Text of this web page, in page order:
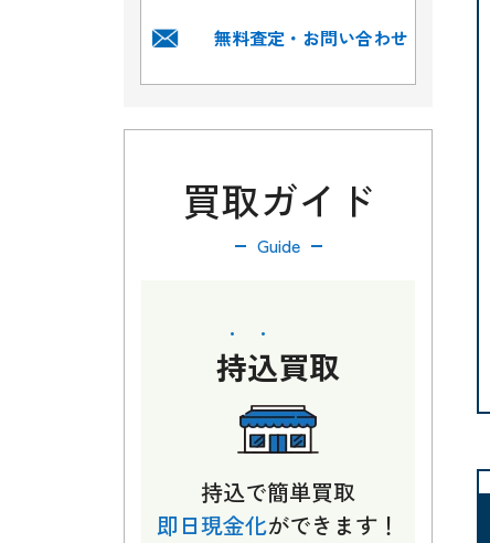
無料査定・お問い合わせ
買取ガイド
Guide
持込買取
持込で簡単買取
即日現金化ができます！